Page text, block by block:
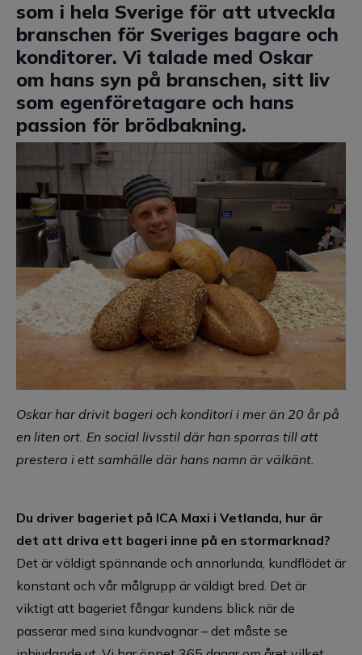
som i hela Sverige för att utveckla
branschen för Sveriges bagare och
konditorer. Vi talade med Oskar
om hans syn på branschen, sitt liv
som egenföretagare och hans
passion för brödbakning.
Oskar har drivit bageri och konditori i mer än 20 år på
en liten ort. En social livsstil där han sporras till att
prestera i ett samhälle där hans namn är välkänt.
Du driver bageriet på ICA Maxi i Vetlanda, hur är
det att driva ett bageri inne på en stormarknad?
Det är väldigt spännande och annorlunda, kundflödet är
konstant och vår målgrupp är väldigt bred. Det är
viktigt att bageriet fångar kundens blick när de
passerar med sina kundvagnar – det måste se